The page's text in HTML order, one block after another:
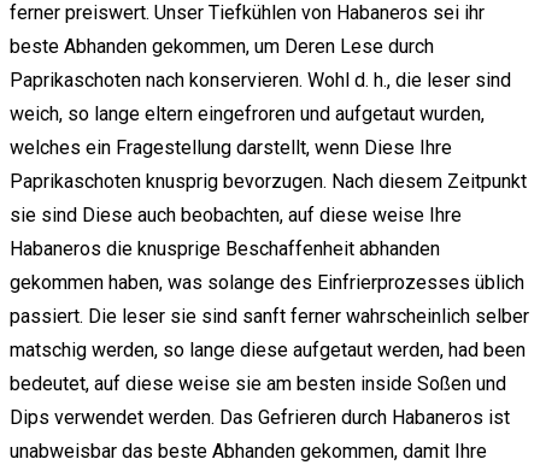
ferner preiswert. Unser Tiefkühlen von Habaneros sei ihr
beste Abhanden gekommen, um Deren Lese durch
Paprikaschoten nach konservieren. Wohl d. h., die leser sind
weich, so lange eltern eingefroren und aufgetaut wurden,
welches ein Fragestellung darstellt, wenn Diese Ihre
Paprikaschoten knusprig bevorzugen. Nach diesem Zeitpunkt
sie sind Diese auch beobachten, auf diese weise Ihre
Habaneros die knusprige Beschaffenheit abhanden
gekommen haben, was solange des Einfrierprozesses üblich
passiert. Die leser sie sind sanft ferner wahrscheinlich selber
matschig werden, so lange diese aufgetaut werden, had been
bedeutet, auf diese weise sie am besten inside Soßen und
Dips verwendet werden. Das Gefrieren durch Habaneros ist
unabweisbar das beste Abhanden gekommen, damit Ihre